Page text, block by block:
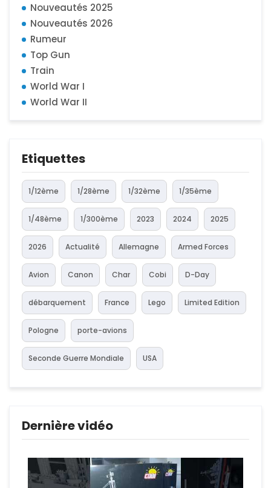
Nouveautés 2025
Nouveautés 2026
Rumeur
Top Gun
Train
World War I
World War II
Etiquettes
1/12ème 1/28ème 1/32ème 1/35ème
1/48ème 1/300ème 2023 2024 2025
2026 Actualité Allemagne Armed Forces
Avion Canon Char Cobi D-Day
débarquement France Lego Limited Edition
Pologne porte-avions
Seconde Guerre Mondiale USA
Dernière vidéo